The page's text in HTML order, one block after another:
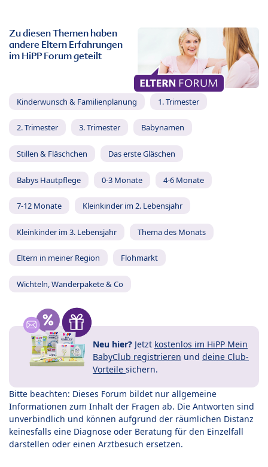
Zu diesen Themen haben
andere Eltern Erfahrungen
im HiPP Forum geteilt
Kinderwunsch & Familienplanung 1. Trimester
2. Trimester 3. Trimester Babynamen
Stillen & Fläschchen Das erste Gläschen
Babys Hautpflege 0-3 Monate 4-6 Monate
7-12 Monate Kleinkinder im 2. Lebensjahr
Kleinkinder im 3. Lebensjahr Thema des Monats
Eltern in meiner Region Flohmarkt
Wichteln, Wanderpakete & Co
Neu hier? Jetzt kostenlos im HiPP Mein
BabyClub registrieren und deine Club-
Vorteile sichern.
Bitte beachten: Dieses Forum bildet nur allgemeine
Informationen zum Inhalt der Fragen ab. Die Antworten sind
unverbindlich und können aufgrund der räumlichen Distanz
keinesfalls eine Diagnose oder Beratung für den Einzelfall
darstellen oder einen Arztbesuch ersetzen.